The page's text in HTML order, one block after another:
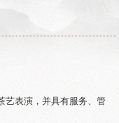
表演，并具有服务、管